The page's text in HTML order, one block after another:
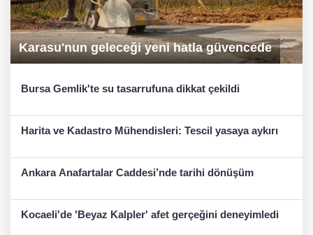
Karasu'nun geleceği yeni hatla güvencede
Bursa Gemlik'te su tasarrufuna dikkat çekildi
Harita ve Kadastro Mühendisleri: Tescil yasaya aykırı
Ankara Anafartalar Caddesi’nde tarihi dönüşüm
Kocaeli'de 'Beyaz Kalpler' afet gerçeğini deneyimledi